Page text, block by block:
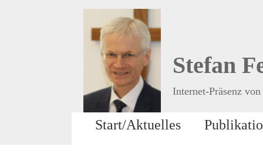
Stefan
Internet-Präsenz
Start/Aktuelles